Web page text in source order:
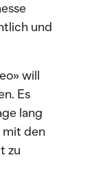
und
will
Es
lang
mit den
zu